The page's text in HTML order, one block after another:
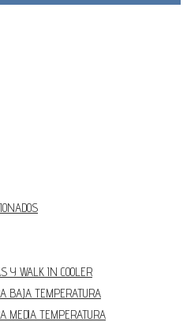
Y WALK IN COOLER
BAJA TEMPERATURA
MEDIA TEMPERATURA